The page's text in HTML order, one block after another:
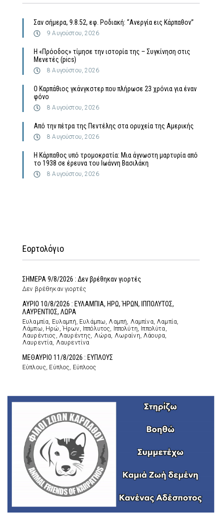
Σαν σήμερα, 9.8.52, εφ. Ροδιακή: “Ανεργία εις Κάρπαθον”
9 Αυγούστου, 2026
Η «Πρόοδος» τίμησε την ιστορία της – Συγκίνηση στις
Μενετές (pics)
8 Αυγούστου, 2026
Ο Καρπάθιος γκάνγκστερ που πλήρωσε 23 χρόνια για έναν
φόνο
8 Αυγούστου, 2026
Από την πέτρα της Πεντέλης στα ορυχεία της Αμερικής
8 Αυγούστου, 2026
Η Κάρπαθος υπό τρομοκρατία: Μια άγνωστη μαρτυρία από
το 1938 σε έρευνα του Ιωάννη Βασιλάκη
8 Αυγούστου, 2026
Εορτολόγιο
ΣΗΜΕΡΑ 9/8/2026 : Δεν βρέθηκαν γιορτές
Δεν βρέθηκαν γιορτές
ΑΥΡΙΟ 10/8/2026 : ΕΥΛΑΜΠΙΑ, ΗΡΩ, ΉΡΩΝ, ΙΠΠΟΛΥΤΟΣ,
ΛΑΥΡΕΝΤΙΟΣ, ΛΩΡΑ
Ευλαμπία, Ευλαμπή, Ευλάμπω, Λαμπή, Λαμπίνα, Λαμπία,
Λάμπω, Ηρώ, Ήρων, Ιππόλυτος, Ιππολύτη, Ιππολύτα,
Λαυρέντιος, Λαυρέντης, Λώρα, Λωραίνη, Λάουρα,
Λαυρεντία, Λαυρεντίνα
ΜΕΘΑΥΡΙΟ 11/8/2026 : ΕΥΠΛΟΥΣ
Εύπλους, Εύπλος, Εύπλοος